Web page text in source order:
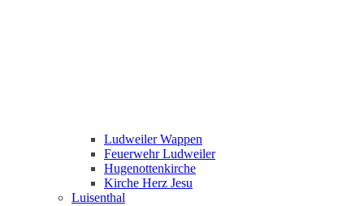
Ludweiler Wappen
Feuerwehr Ludweiler
Hugenottenkirche
Kirche Herz Jesu
Luisenthal